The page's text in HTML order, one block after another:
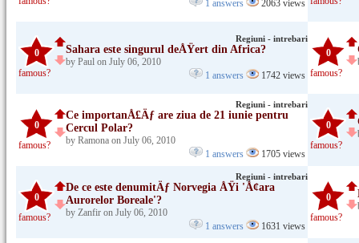
1 answers
2063 views
0
famous?
Regiuni - intrebari
Sahara este singurul deÅŸert din Africa?
by Paul on July 06, 2010
1 answers
1742 views
0
famous?
0
famous?
Regiuni - intrebari
Ce importanÅ£Äƒ are ziua de 21 iunie pentru
Cercul Polar?
by Ramona on July 06, 2010
1 answers
1705 views
0
famous?
0
famous?
Regiuni - intrebari
De ce este denumitÄƒ Norvegia ÅŸi 'Å¢ara
Aurorelor Boreale'?
by Zanfir on July 06, 2010
1 answers
1631 views
0
famous?